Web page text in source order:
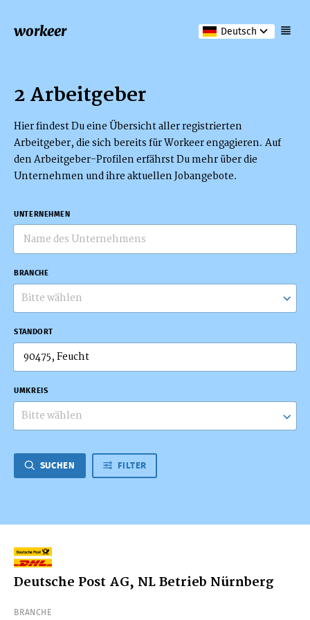
workeer Deutsch
2 Arbeitgeber
Hier findest Du eine Übersicht aller registrierten
Arbeitgeber, die sich bereits für Workeer engagieren. Auf
den Arbeitgeber-Profilen erfährst Du mehr über die
Unternehmen und ihre aktuellen Jobangebote.
UNTERNEHMEN
BRANCHE
Bitte wählen
STANDORT
UMKREIS
Bitte wählen
SUCHEN FILTER
Deutsche Post AG, NL Betrieb Nürnberg
BRANCHE